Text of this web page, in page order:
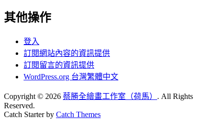
其他操作
登入
訂閱網站內容的資訊提供
訂閱留言的資訊提供
WordPress.org 台灣繁體中文
Copyright © 2026 蔡勝全繪畫工作室（荷馬） . All Rights
Reserved.
Catch Starter by Catch Themes